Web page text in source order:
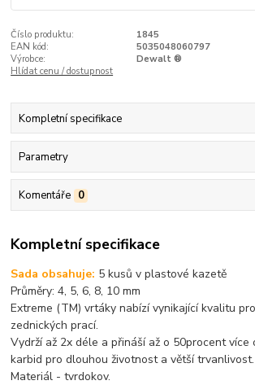
Číslo produktu:
1845
EAN kód:
5035048060797
Výrobce:
Dewalt ®
Hlídat cenu / dostupnost
Kompletní specifikace
Parametry
Komentáře 0
Kompletní specifikace
Sada obsahuje: 5 kusů v plastové kazetě
Průměry: 4, 5, 6, 8, 10 mm
Extreme (TM) vrtáky nabízí vynikající kvalitu
zednických prací.
Vydrží až 2x déle a přináší až o 50procent více
karbid pro dlouhou životnost a větší trvanlivost.
Materiál - tvrdokov.